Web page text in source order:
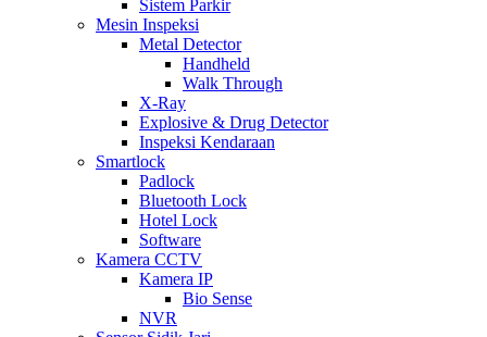
Sistem Parkir
Mesin Inspeksi
Metal Detector
Handheld
Walk Through
X-Ray
Explosive & Drug Detector
Inspeksi Kendaraan
Smartlock
Padlock
Bluetooth Lock
Hotel Lock
Software
Kamera CCTV
Kamera IP
Bio Sense
NVR